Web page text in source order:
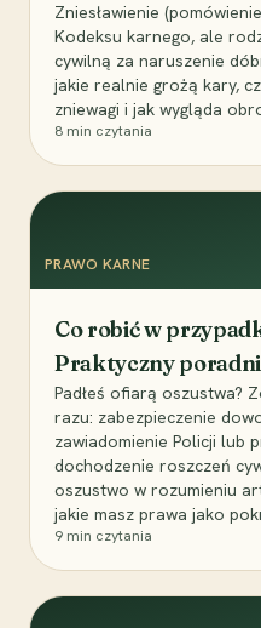
Zniesławienie
Kodeksu karnego, ale
cywilną za naruszenie
jakie realnie grożą kary,
zniewagi i jak wygląda
8 min czytania
PRAWO KARNE
Co robić w
Praktyczny
Padłeś ofiarą oszustwa?
razu: zabezpieczenie
zawiadomienie Policji lub
dochodzenie roszczeń
oszustwo w rozumieniu
jakie masz prawa jako
9 min czytania